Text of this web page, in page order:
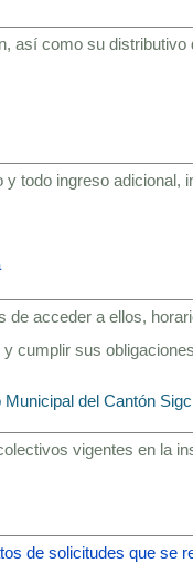
así como su distributivo
todo ingreso
acceder a ellos,
cumplir sus
del Cantón
vigentes en la
de solicitudes que se